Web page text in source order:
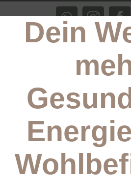
WhatsApp
Dein
Energie